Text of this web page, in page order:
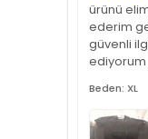
ürünü
ederim
güvenli
ediyorum
Beden: XL